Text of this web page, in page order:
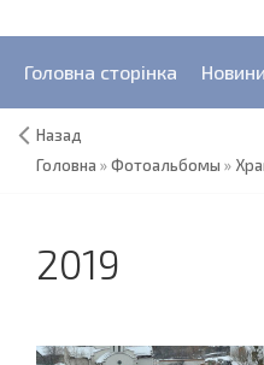
Головна сторінка Новини
Назад
Головна »Фотоальбомы »
2019